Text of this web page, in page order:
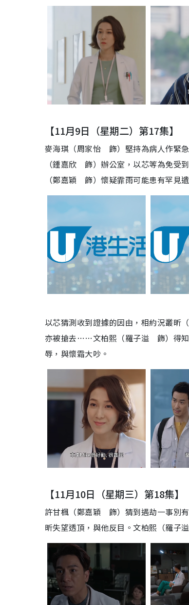
【11月9日（星期二）第17集】
麥海琪（周家怡 飾）堅持為病人作緊
（鍾嘉欣 飾）辦公室，以芯等為免受
（鄭嘉穎 飾）懷疑霏雨可能患有罕見
以芯猜測收到證據的因由，相約況叢昕
亦被搶去……文柏熙（羅子溢 飾）得知
辱，與懷霜大吵。
【11月10日（星期三）第18集】
許甘楓（鄭嘉穎 飾）猜到遇劫一事別
昕失望透頂，與他反目。文柏熙（羅